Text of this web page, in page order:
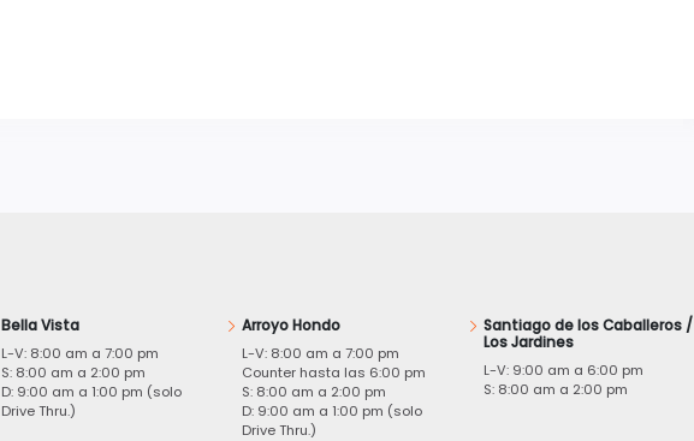
Bella Vista
L-V: 8:00 am a 7:00 pm
S: 8:00 am a 2:00 pm
D: 9:00 am a 1:00 pm (solo
Drive Thru.)
Arroyo Hondo
L-V: 8:00 am a 7:00 pm
Counter hasta las 6:00 pm
S: 8:00 am a 2:00 pm
D: 9:00 am a 1:00 pm (solo
Drive Thru.)
Santiago de los Caballeros /
Los Jardines
L-V: 9:00 am a 6:00 pm
S: 8:00 am a 2:00 pm